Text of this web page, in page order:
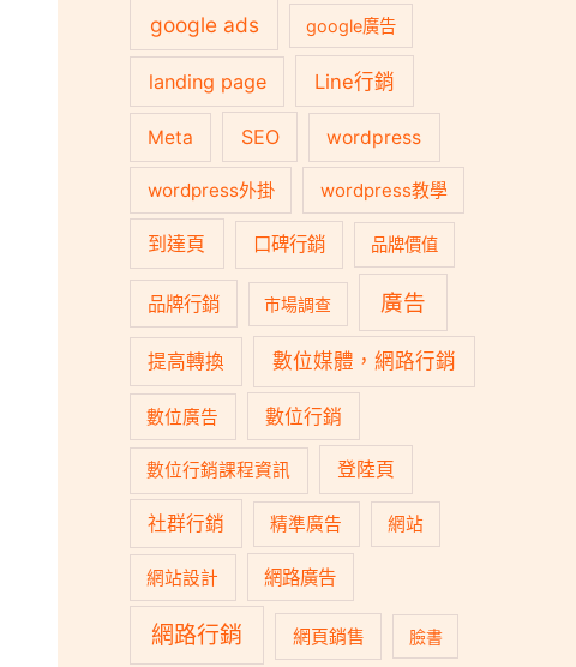
google ads google廣告
landing page Line行銷
Meta SEO wordpress
wordpress外掛 wordpress教學
到達頁 口碑行銷 品牌價值
品牌行銷 市場調查 廣告
提高轉換 數位媒體，網路行銷
數位廣告 數位行銷
數位行銷課程資訊 登陸頁
社群行銷 精準廣告 網站
網站設計 網路廣告
網路行銷 網頁銷售 臉書